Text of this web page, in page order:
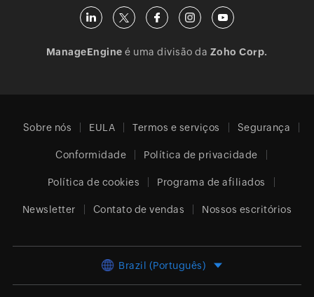
ManageEngine é uma divisão da Zoho Corp.
Sobre nós EULA Termos e serviços Segurança
Conformidade Política de privacidade
Política de cookies Programa de afiliados
Newsletter Contato de vendas Nossos escritórios
Brazil (Português)